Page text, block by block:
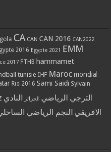
CA CAN CAN 2016 CAN2022
2016 Egypte 2021 EMM
2017 FTHB hammamet
tunisie IHF Maroc mondial
Rio 2016 Sami Saidi Sylvain
الترجي الرياضي الجزائر النادي
الافريقي النجم الرياضي